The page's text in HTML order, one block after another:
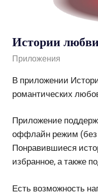
Истории
admin
Приложения
В приложении
романтических
Приложение
оффлайн режим (без
Понравившиеся
избранное, а также
Есть возможность